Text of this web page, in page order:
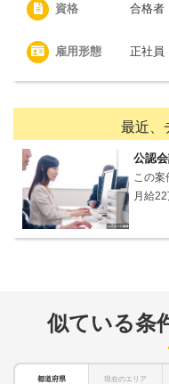
資格
合格者
雇用形態 正社員
最近、
公認
この案
月給22
似ている条
都道府県 現在のエリア